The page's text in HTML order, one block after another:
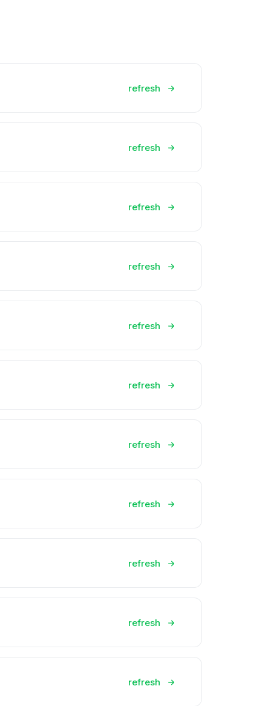
refresh
refresh
refresh
refresh
refresh
refresh
refresh
refresh
refresh
refresh
refresh